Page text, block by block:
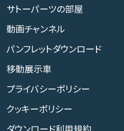
サトーパーツの部屋
動画チャンネル
パンフレットダウンロード
移動展示車
プライバシーポリシー
クッキーポリシー